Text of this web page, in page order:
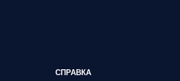
СПРАВКА